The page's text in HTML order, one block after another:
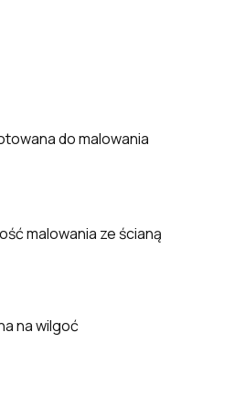
do malowania
malowania ze ścianą
na wilgoć